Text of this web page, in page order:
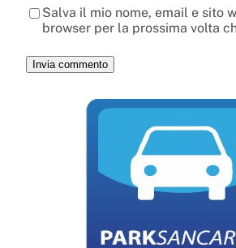
Salva il mio nome, email e sito
browser per la prossima volta